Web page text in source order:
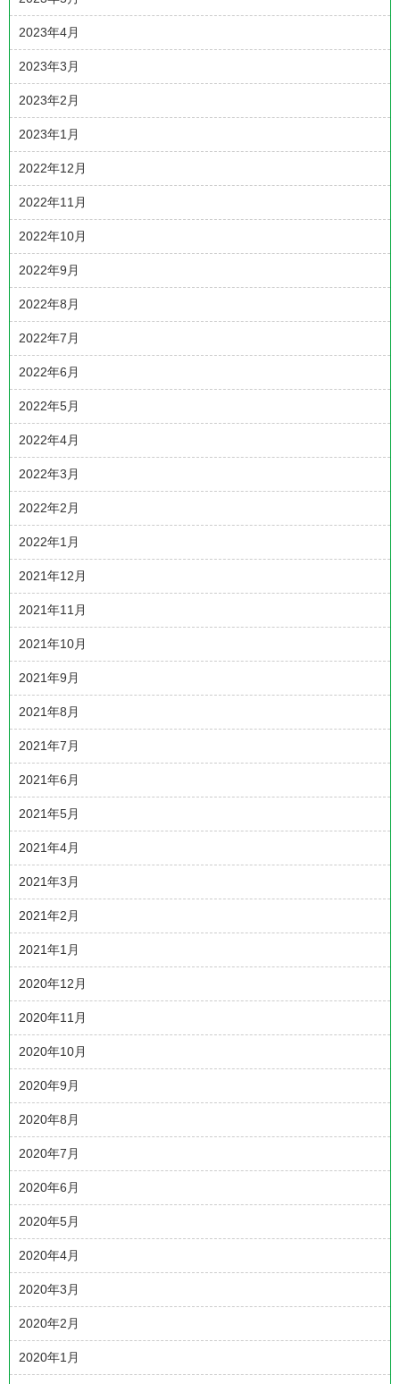
2023年4月
2023年3月
2023年2月
2023年1月
2022年12月
2022年11月
2022年10月
2022年9月
2022年8月
2022年7月
2022年6月
2022年5月
2022年4月
2022年3月
2022年2月
2022年1月
2021年12月
2021年11月
2021年10月
2021年9月
2021年8月
2021年7月
2021年6月
2021年5月
2021年4月
2021年3月
2021年2月
2021年1月
2020年12月
2020年11月
2020年10月
2020年9月
2020年8月
2020年7月
2020年6月
2020年5月
2020年4月
2020年3月
2020年2月
2020年1月